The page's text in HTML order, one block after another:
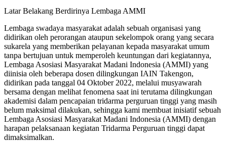
Latar Belakang Berdirinya Lembaga AMMI
Lembaga swadaya masyarakat adalah sebuah organisasi yang
didirikan oleh perorangan ataupun sekelompok orang yang secara
sukarela yang memberikan pelayanan kepada masyarakat umum
tanpa bertujuan untuk memperoleh keuntungan dari kegiatannya,
Lembaga Asosiasi Masyarakat Madani Indonesia (AMMI) yang
diinisia oleh beberapa dosen dilingkungan IAIN Takengon,
didirikan pada tanggal 04 Oktober 2022, melalui musyawarah
bersama dengan melihat fenomena saat ini terutama dilingkungan
akademisi dalam pencapaian tridarma perguruan tinggi yang masih
belum maksimal dilakukan, sehingga kami membuat inisiatif sebuah
Lembaga Asosiasi Masyarakat Madani Indonesia (AMMI) dengan
harapan pelaksanaan kegiatan Tridarma Perguruan tinggi dapat
dimaksimalkan.